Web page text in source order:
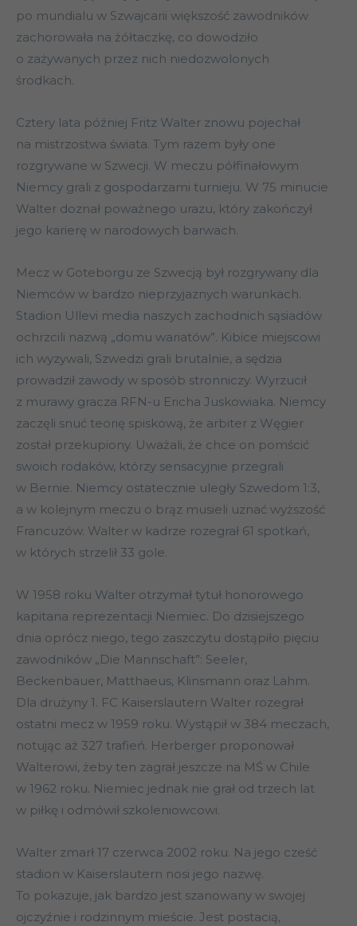
po mundialu w Szwajcarii większość zawodników
zachorowała na żółtaczkę, co dowodziło
o zażywanych przez nich niedozwolonych
środkach.
Cztery lata później Fritz Walter znowu pojechał
na mistrzostwa świata. Tym razem były one
rozgrywane w Szwecji. W meczu półfinałowym
Niemcy grali z gospodarzami turnieju. W 75 minucie
Walter doznał poważnego urazu, który zakończył
jego karierę w narodowych barwach.
Mecz w Goteborgu ze Szwecją był rozgrywany dla
Niemców w bardzo nieprzyjaznych warunkach.
Stadion Ullevi media naszych zachodnich sąsiadów
ochrzcili nazwą „domu wariatów”. Kibice miejscowi
ich wyzywali, Szwedzi grali brutalnie, a sędzia
prowadził zawody w sposób stronniczy. Wyrzucił
z murawy gracza RFN-u Ericha Juskowiaka. Niemcy
zaczęli snuć teorię spiskową, że arbiter z Węgier
został przekupiony. Uważali, że chce on pomścić
swoich rodaków, którzy sensacyjnie przegrali
w Bernie. Niemcy ostatecznie uległy Szwedom 1:3,
a w kolejnym meczu o brąz musieli uznać wyższość
Francuzów. Walter w kadrze rozegrał 61 spotkań,
w których strzelił 33 gole.
W 1958 roku Walter otrzymał tytuł honorowego
kapitana reprezentacji Niemiec. Do dzisiejszego
dnia oprócz niego, tego zaszczytu dostąpiło pięciu
zawodników „Die Mannschaft”: Seeler,
Beckenbauer, Matthaeus, Klinsmann oraz Lahm.
Dla drużyny 1. FC Kaiserslautern Walter rozegrał
ostatni mecz w 1959 roku. Wystąpił w 384 meczach,
notując aż 327 trafień. Herberger proponował
Walterowi, żeby ten zagrał jeszcze na MŚ w Chile
w 1962 roku. Niemiec jednak nie grał od trzech lat
w piłkę i odmówił szkoleniowcowi.
Walter zmarł 17 czerwca 2002 roku. Na jego cześć
stadion w Kaiserslautern nosi jego nazwę.
To pokazuje, jak bardzo jest szanowany w swojej
ojczyźnie i rodzinnym mieście. Jest postacią,